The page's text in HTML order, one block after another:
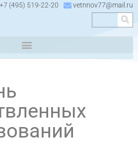
(495) 519-22-20 vetnnov77@mail.ru